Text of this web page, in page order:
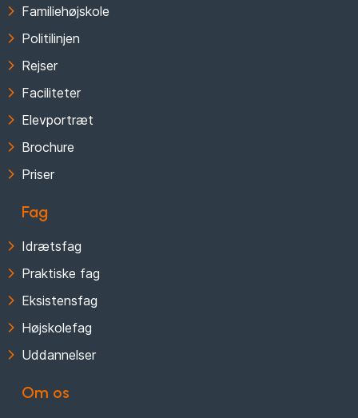
Familiehøjskole
Politilinjen
Rejser
Faciliteter
Elevportræt
Brochure
Priser
Fag
Idrætsfag
Praktiske fag
Eksistensfag
Højskolefag
Uddannelser
Om os